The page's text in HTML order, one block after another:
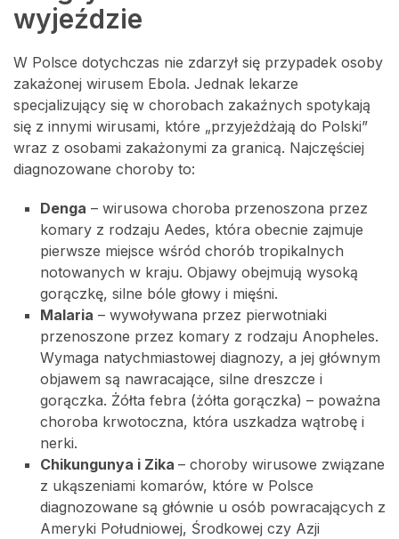
wyjeździe
W Polsce dotychczas nie zdarzył się przypadek osoby
zakażonej wirusem Ebola. Jednak lekarze
specjalizujący się w chorobach zakaźnych spotykają
się z innymi wirusami, które „przyjeżdżają do Polski”
wraz z osobami zakażonymi za granicą. Najczęściej
diagnozowane choroby to:
Denga – wirusowa choroba przenoszona przez
komary z rodzaju Aedes, która obecnie zajmuje
pierwsze miejsce wśród chorób tropikalnych
notowanych w kraju. Objawy obejmują wysoką
gorączkę, silne bóle głowy i mięśni.
Malaria – wywoływana przez pierwotniaki
przenoszone przez komary z rodzaju Anopheles.
Wymaga natychmiastowej diagnozy, a jej głównym
objawem są nawracające, silne dreszcze i
gorączka. Żółta febra (żółta gorączka) – poważna
choroba krwotoczna, która uszkadza wątrobę i
nerki.
Chikungunya i Zika – choroby wirusowe związane
z ukąszeniami komarów, które w Polsce
diagnozowane są głównie u osób powracających z
Ameryki Południowej, Środkowej czy Azji